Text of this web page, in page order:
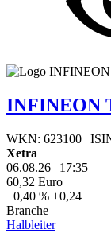
INFINEON
WKN: 623100 |
Xetra
06.08.26 | 17:35
60,32 Euro
+0,40 % +0,24
Branche
Halbleiter